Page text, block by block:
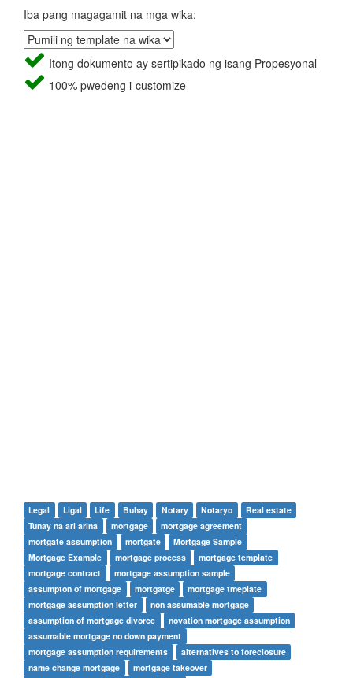
Iba pang magagamit na mga wika:
Itong dokumento ay sertipikado ng isang Propesyonal
100% pwedeng i-customize
Legal Ligal Life Buhay Notary Notaryo
Real estate
Tunay na ari arina
mortgage
mortgage agreement
mortgate assumption
mortgate
Mortgage Sample
Mortgage Example
mortgage process
mortgage template
mortgage contract
mortgage assumption sample
assumpton of mortgage
mortgatge
mortgage tmeplate
mortgage assumption letter
non assumable mortgage
assumption of mortgage divorce
novation mortgage assumption
assumable mortgage no down payment
mortgage assumption requirements
alternatives to foreclosure
name change mortgage
mortgage takeover